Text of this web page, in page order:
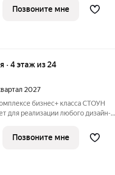
с парком «Сокольники» в пешей
Позвоните мне
· 4 этаж из 24
2027
бизнес+ класса СТОУН
для реализации любого дизайн-
с парком «Сокольники» в пешей
Позвоните мне